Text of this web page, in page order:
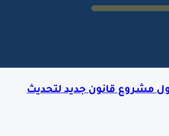
مشروع قانون جديد لتحديث